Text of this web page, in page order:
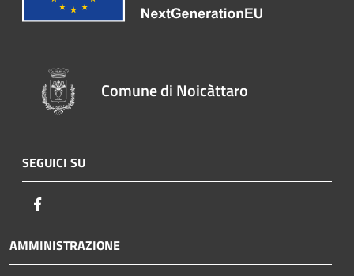
Comune di Noicàttaro
SEGUICI SU
AMMINISTRAZIONE